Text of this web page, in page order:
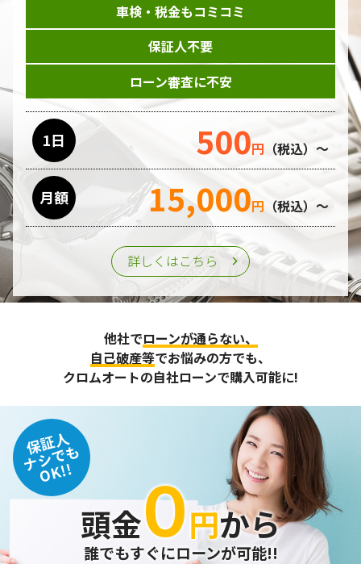
車検・税金もコミコミ
保証人不要
ローン審査に不安
1日 500円 （税込）～
月額 15,000円 （税込）～
詳しくはこちら
他社でローンが通らない、
自己破産等でお悩みの方でも、
クロムオートの自社ローンで購入可能に!
保証人
ナシでも
OK!!
頭金０円から
誰でもすぐにローンが可能!!